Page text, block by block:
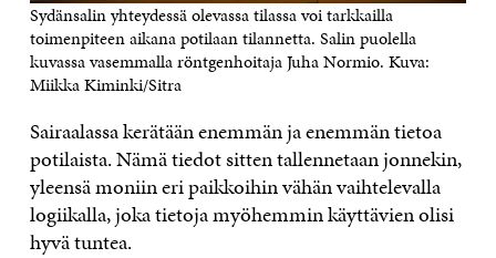
Sydänsalin yhteydessä olevassa tilassa voi tarkkailla
toimenpiteen aikana potilaan tilannetta. Salin puolella
kuvassa vasemmalla röntgenhoitaja Juha Normio. Kuva:
Miikka Kiminki/Sitra
Sairaalassa kerätään enemmän ja enemmän tietoa
potilaista. Nämä tiedot sitten tallennetaan jonnekin,
yleensä moniin eri paikkoihin vähän vaihtelevalla
logiikalla, joka tietoja myöhemmin käyttävien olisi
hyvä tuntea.